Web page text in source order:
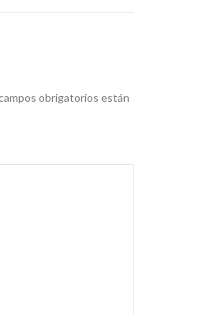
obrigatorios están